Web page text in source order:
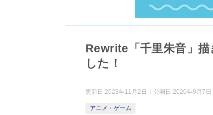
Rewrite「千里朱音」
した！
更新日:2023年11月2日 公開日:2020年9月7日
アニメ・ゲーム